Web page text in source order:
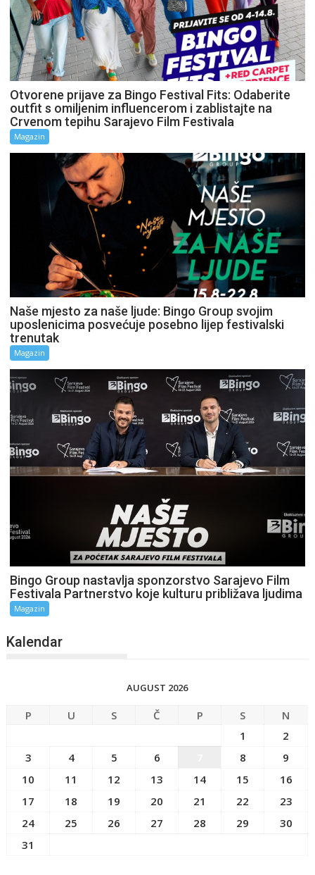
Otvorene prijave za Bingo Festival Fits: Odaberite
outfit s omiljenim influencerom i zablistajte na
Crvenom tepihu Sarajevo Film Festivala
Magazin
Naše mjesto za naše ljude: Bingo Group svojim
uposlenicima posvećuje posebno lijep festivalski
trenutak
Magazin
Bingo Group nastavlja sponzorstvo Sarajevo Film
Festivala Partnerstvo koje kulturu približava ljudima
Magazin
Kalendar
AUGUST 2026
P U S Č P S
N
1
2
3
4 5 6 8
9
10
11 12 13 14 15
16
17
18 19 20 21 22
23
24
25 26 27 28 29
30
31